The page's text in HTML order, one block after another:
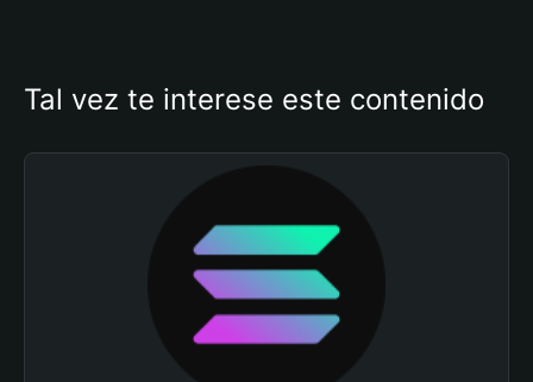
Tal vez te interese este contenido